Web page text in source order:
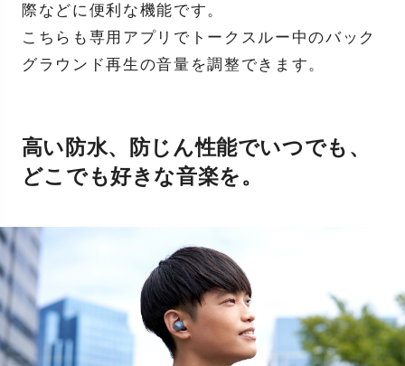
際などに便利な機能です。
こちらも専用アプリでトークスルー中のバック
グラウンド再生の音量を調整できます。
高い防水、防じん性能でいつでも、
どこでも好きな音楽を。